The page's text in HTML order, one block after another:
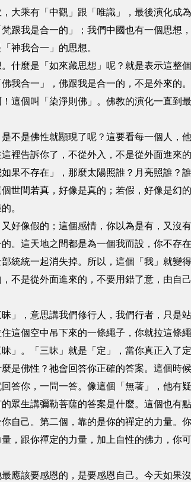
大乘有「中觀」跟「唯識」，最後演化成
跟我是合一的」；我們中國也有一個思想
神我合一」的思想。
什麼是「如來藏思想」呢？就是表示這整
我合一」，佛跟我是合一的，不是外來的
這個叫「染淨則佛」。佛教的演化一直到
不是佛性就顯現了呢？這要看每一個人，
裡告訴你了，不從外入，不是從外面進來
果不存在」，那麼太陽照誰？月亮照誰？
世間若真，好像是真的；若假，好像是幻
。
好像假的；這個感情，你以為是有，又沒
。這天地之間都是為一個我而設，你不存
統統一起消失掉。所以，這個「我」就變
不是從外面進來的，不要用錯了意，由自
」，意思講我們修行人，我們行者，只是
這個空中吊下來的一條繩子，你就拉這條
」。「三昧」就是「定」，當你真正入了
是佛性？祂會回答你正確的答案。這個時
答你，一問一答。像這個「無著」，他有
眾生講彌勒菩薩的答案是什麼。這個也有點
自己。第二個，靠的是你的禪定的力量。
，跟你禪定的力量，加上自性的佛力，你
應該要感恩的，是要感恩自己。今天如果